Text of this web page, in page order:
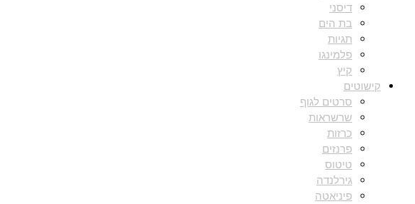
דיסני
בת הים
תגיות
פלמינגו
קיץ
קישוטים
סרטים לגוף
שרשראות
כרזות
פרנזים
טיטוס
גירלנדה
פיניאטה